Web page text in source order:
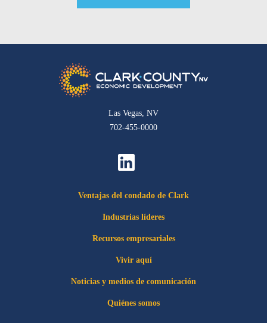
Las Vegas, NV
702-455-0000
Ventajas del condado de Clark
Industrias líderes
Recursos empresariales
Vivir aquí
Noticias y medios de comunicación
Quiénes somos